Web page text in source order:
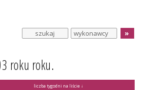
roku roku.
liczba tygodni na liście ↓